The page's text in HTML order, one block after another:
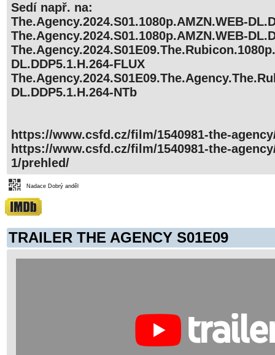
Sedí např. na:
The.Agency.2024.S01.1080p.AMZN.WEB-
The.Agency.2024.S01.1080p.AMZN.WEB-
DL.DDP5.1.H.264-FLUX
DL.DDP5.1.H.264-NTb
https://www.csfd.cz/film/1540981-the-
https://www.csfd.cz/film/1540981-the-
1/prehled/
Nadace Dobrý anděl
TRAILER THE AGENCY S01E09